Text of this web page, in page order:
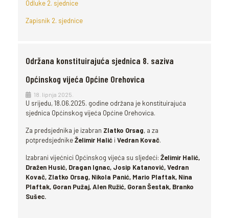
Odluke 2. sjednice
Zapisnik 2. sjednice
Održana konstituirajuća sjednica 8. saziva
Općinskog vijeća Općine Orehovica
18. lipnja 2025.
U srijedu, 18.06.2025. godine održana je konstituirajuća
sjednica Općinskog vijeća Općine Orehovica.
Za predsjednika je izabran Zlatko Orsag, a za
potpredsjednikeŽelimir Halić i Vedran Kovač.
Izabrani vijećnici Općinskog vijeća su sljedeći: Želimir Halić,
Dražen Husić, Dragan Ignac, Josip Katanović, Vedran
Kovač, Zlatko Orsag, Nikola Panić, Mario Plaftak, Nina
Plaftak, Goran Pužaj, Alen Ružić, Goran Šestak, Branko
Sušec.